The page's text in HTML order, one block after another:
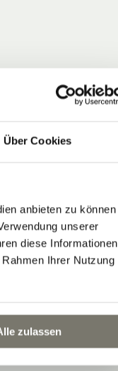
Über Cookies
anbieten zu können
unserer
diese Informationen
Ihrer Nutzung
zulassen